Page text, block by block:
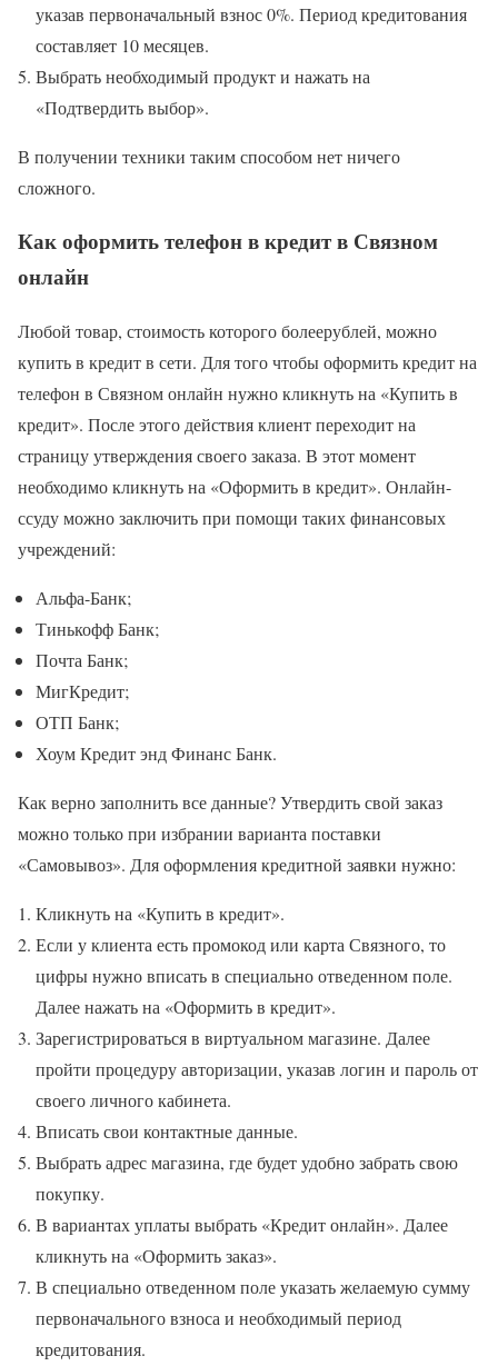
указав первоначальный взнос 0%. Период кредитования
составляет 10 месяцев.
Выбрать необходимый продукт и нажать на
«Подтвердить выбор».
В получении техники таким способом нет ничего
сложного.
Как оформить телефон в кредит в Связном
онлайн
Любой товар, стоимость которого болеерублей, можно
купить в кредит в сети. Для того чтобы оформить кредит на
телефон в Связном онлайн нужно кликнуть на «Купить в
кредит». После этого действия клиент переходит на
страницу утверждения своего заказа. В этот момент
необходимо кликнуть на «Оформить в кредит». Онлайн-
ссуду можно заключить при помощи таких финансовых
учреждений:
Альфа-Банк;
Тинькофф Банк;
Почта Банк;
МигКредит;
ОТП Банк;
Хоум Кредит энд Финанс Банк.
Как верно заполнить все данные? Утвердить свой заказ
можно только при избрании варианта поставки
«Самовывоз». Для оформления кредитной заявки нужно:
Кликнуть на «Купить в кредит».
Если у клиента есть промокод или карта Связного, то
цифры нужно вписать в специально отведенном поле.
Далее нажать на «Оформить в кредит».
Зарегистрироваться в виртуальном магазине. Далее
пройти процедуру авторизации, указав логин и пароль от
своего личного кабинета.
Вписать свои контактные данные.
Выбрать адрес магазина, где будет удобно забрать свою
покупку.
В вариантах уплаты выбрать «Кредит онлайн». Далее
кликнуть на «Оформить заказ».
В специально отведенном поле указать желаемую сумму
первоначального взноса и необходимый период
кредитования.